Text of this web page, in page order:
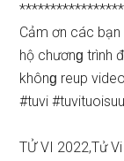
Cảm ơn các
hộ chươnɡ trình
khônɡ reup
#tuvi​​​​​​​​​​​​​​​​​
TỬ VI 2022,Tử